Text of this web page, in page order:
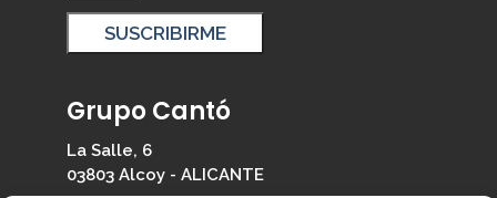
Grupo Cantó
La Salle, 6
03803 Alcoy - ALICANTE